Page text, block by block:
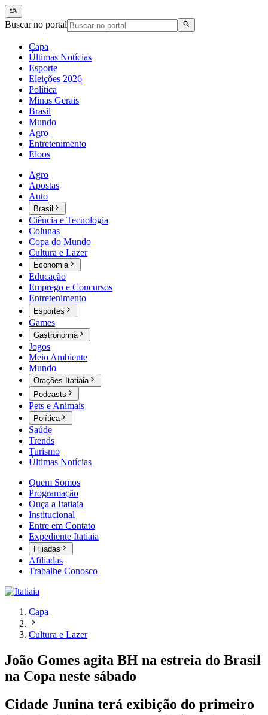
Buscar no portal
Capa
Últimas Notícias
Esporte
Eleições 2026
Política
Minas Gerais
Brasil
Mundo
Agro
Entretenimento
Eloos
Agro
Apostas
Auto
Brasil
Ciência e Tecnologia
Colunas
Copa do Mundo
Cultura e Lazer
Economia
Educação
Emprego e Concursos
Entretenimento
Esportes
Games
Gastronomia
Jogos
Meio Ambiente
Mundo
Orações Itatiaia
Podcasts
Pets e Animais
Política
Saúde
Trends
Turismo
Últimas Notícias
Quem Somos
Programação
Ouça a Itatiaia
Institucional
Entre em Contato
Expediente Itatiaia
Filiadas
Afiliadas
Trabalhe Conosco
Capa
Cultura e Lazer
João Gomes agita BH na estreia do Brasil
na Copa neste sábado
Cidade Junina terá exibição do primeiro